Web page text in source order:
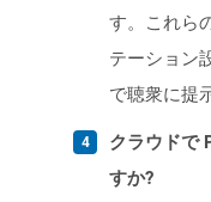
す。これら
テーション
で聴衆に提
クラウドで
すか?